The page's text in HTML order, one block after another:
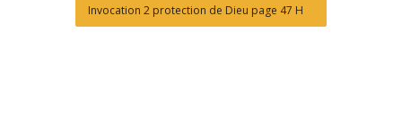
Invocation 2 protection de Dieu page 47 H